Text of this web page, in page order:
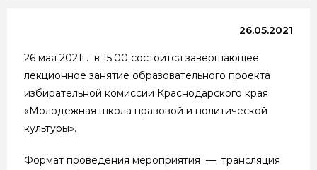
26.05.2021
26 мая 2021г. в 15:00 состоится завершающее
лекционное занятие образовательного проекта
избирательной комиссии Краснодарского края
«Молодежная школа правовой и политической
культуры».
Формат проведения мероприятия — трансляция